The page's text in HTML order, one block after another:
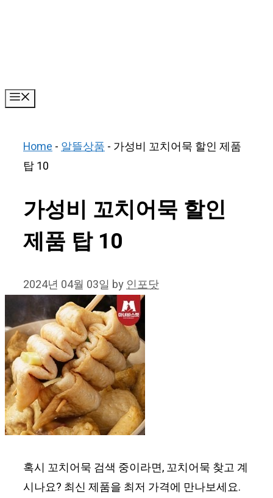
Home-알뜰상품- 가성비 꼬치어묵 할인 제품
탑 10
가성비 꼬치어묵 할인
제품 탑 10
2024년 04월 03일 by인포닷
혹시 꼬치어묵 검색 중이라면, 꼬치어묵 찾고 계
시나요? 최신 제품을 최저 가격에 만나보세요.